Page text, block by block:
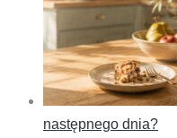
następnego dnia?